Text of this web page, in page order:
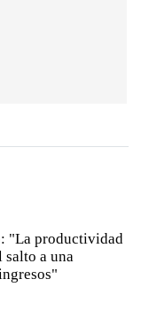
"La productividad
salto a una